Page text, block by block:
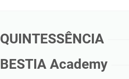
QUINTESSÊNCIA
BESTIA Academy